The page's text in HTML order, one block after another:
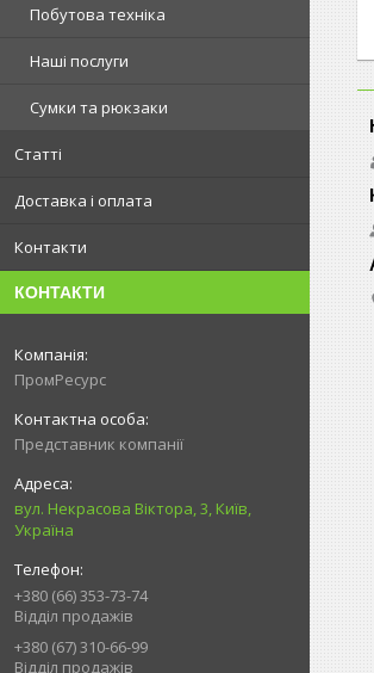
Побутова техніка
Наші послуги
Сумки та рюкзаки
Статті
Доставка і оплата
Контакти
КОНТАКТИ
ПромРесурс
Представник компанії
вул. Некрасова Віктора, 3, Київ,
Україна
+380 (66) 353-73-74
Відділ продажів
+380 (67) 310-66-99
Відділ продажів